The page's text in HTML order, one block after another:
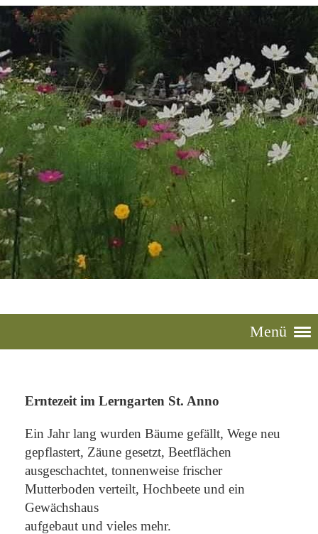
Menü
Erntezeit im Lerngarten St. Anno
Ein Jahr lang wurden Bäume gefällt, Wege neu
gepflastert, Zäune gesetzt, Beetflächen
ausgeschachtet, tonnenweise frischer
Mutterboden verteilt, Hochbeete und ein
Gewächshaus
aufgebaut und vieles mehr.